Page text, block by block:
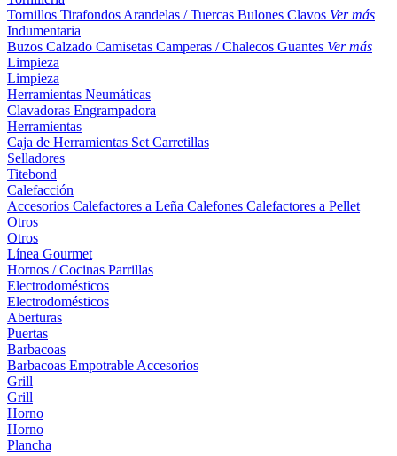
Tornillos Tirafondos Arandelas / Tuercas Bulones Clavos Ver más
Indumentaria
Buzos Calzado Camisetas Camperas / Chalecos Guantes Ver más
Limpieza
Limpieza
Herramientas Neumáticas
Clavadoras Engrampadora
Herramientas
Caja de Herramientas Set Carretillas
Selladores
Titebond
Calefacción
Accesorios Calefactores a Leña Calefones Calefactores a Pellet
Otros
Otros
Línea Gourmet
Hornos / Cocinas Parrillas
Electrodomésticos
Electrodomésticos
Aberturas
Puertas
Barbacoas
Barbacoas Empotrable Accesorios
Grill
Grill
Horno
Horno
Plancha